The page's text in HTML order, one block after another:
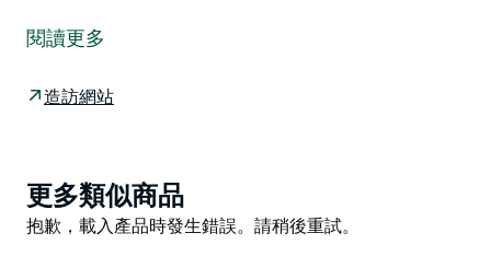
有關其產品的信息。
我 :)，遇到了一位澳大利亞漁民 Craig。長話短說，經過
們從一輛汽車、一輛露營拖車和兩個行李出發，從北昆士
蘭一直到塔斯馬尼亞。正在尋找住的地方。在我們穿過
Tumbarumba 的路上，一切都開始展開，我們愛上了我
閱讀更多
造訪網站
Product
List
更多類似商品
Product
抱歉，載入產品時發生錯誤。請稍後重試。